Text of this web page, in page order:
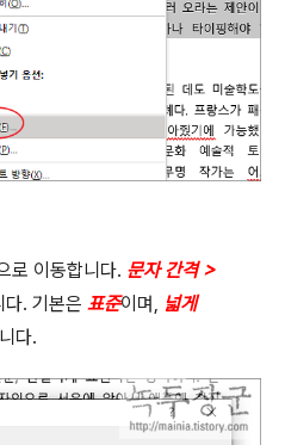
로 이동합니다. 문자 간격>
다. 기본은 표준이며, 넓게
다.